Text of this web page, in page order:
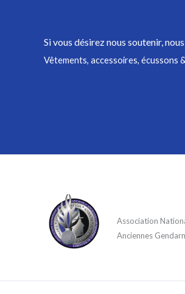
Si vous désirez nous soutenir,
Vêtements, accessoires, écussons
Association
Anciennes